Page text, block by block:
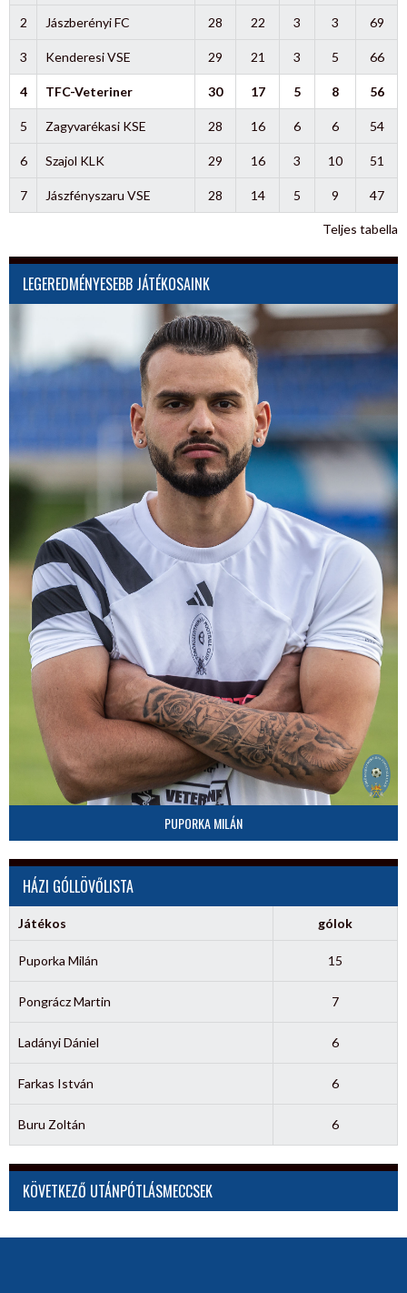
2 Jászberényi FC 28 22 3 3 69
3 Kenderesi VSE 29 21 3 5 66
4 TFC-Veteriner 30 17 5 8 56
5 Zagyvarékasi KSE 28 16 6 6 54
6 Szajol KLK 29 16 3 10 51
7 Jászfényszaru VSE 28 14 5 9 47
Teljes tabella
LEGEREDMÉNYESEBB JÁTÉKOSAINK
PUPORKA MILÁN
HÁZI GÓLLÖVŐLISTA
Játékos gólok
Puporka Milán 15
Pongrácz Martin 7
Ladányi Dániel 6
Farkas István 6
Buru Zoltán 6
KÖVETKEZŐ UTÁNPÓTLÁSMECCSEK